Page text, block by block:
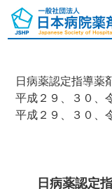
日病薬認定指導薬
平成２９、３０
平成２９、３０
日病薬認定